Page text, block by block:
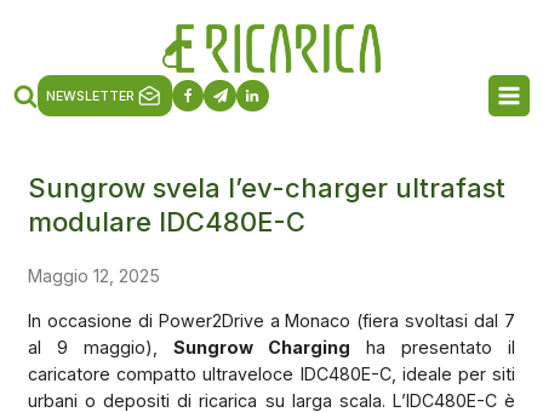
NEWSLETTER
Sungrow svela l’ev-charger ultrafast
modulare IDC480E-C
Maggio 12, 2025
In occasione di Power2Drive a Monaco (fiera svoltasi dal 7
al 9 maggio), Sungrow Charging ha presentato il
caricatore compatto ultraveloce IDC480E-C, ideale per siti
urbani o depositi di ricarica su larga scala. L’IDC480E-C è